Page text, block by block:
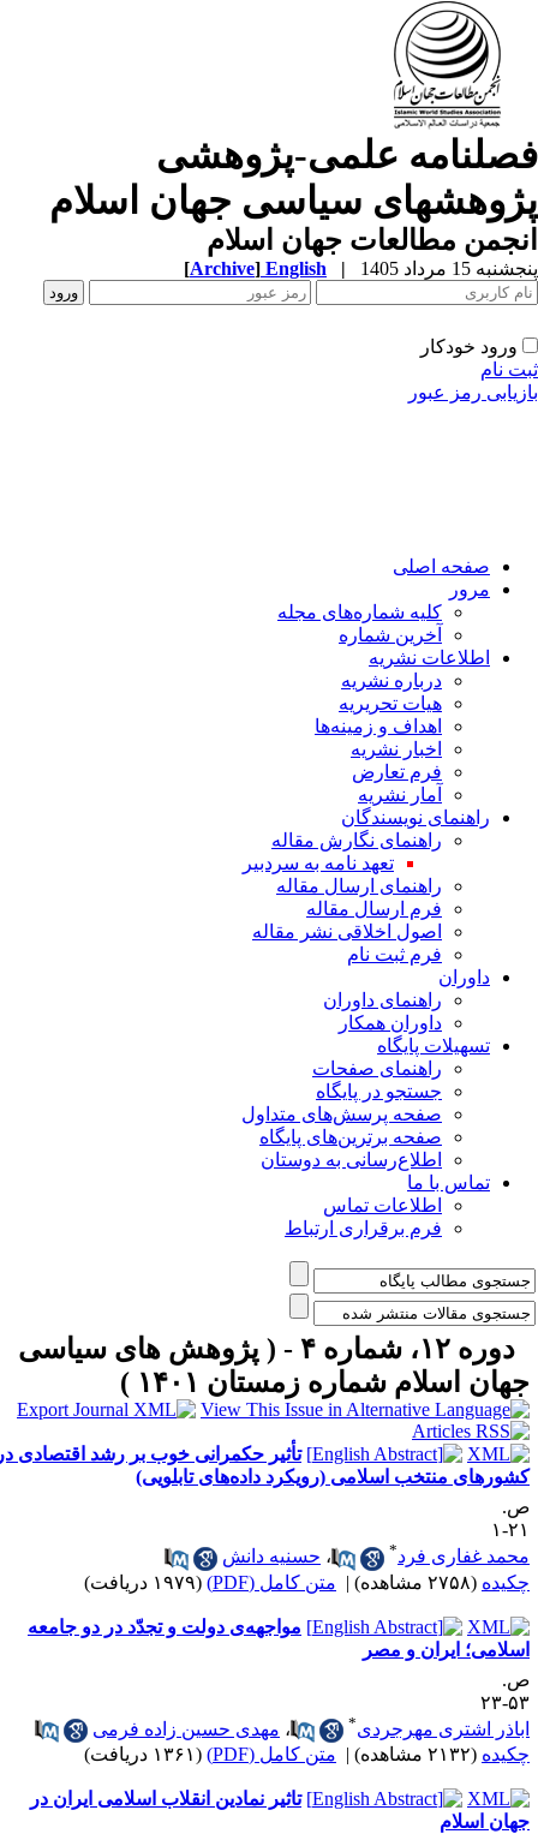
علمی-پژوهشی
سیاسی جهان اسلام
مطالعات جهان اسلام
15 مرداد 1405 |
English
[Archive]
ورود خودکار
نام
رمز عبور
صفحه اصلی
مرور
کلیه شماره‌های مجله
آخرین شماره
اطلاعات نشریه
درباره نشریه
هیات تحریریه
اهداف و زمینه‌ها
اخبار نشریه
فرم تعارض
آمار نشریه
راهنمای نویسندگان
راهنمای نگارش مقاله
تعهد نامه به سردبیر
راهنمای ارسال مقاله
فرم ارسال مقاله
اصول اخلاقی نشر مقاله
فرم ثبت نام
داوران
راهنمای داوران
داوران همکار
تسهیلات پایگاه
راهنمای صفحات
جستجو در پایگاه
صفحه پرسش‌های متداول
صفحه برترین‌های پایگاه
اطلاع‌رسانی به دوستان
تماس با ما
اطلاعات تماس
فرم برقراری ارتباط
دوره ۱۲، شماره ۴ - ( پژوهش های سیاسی
اسلام شماره زمستان ۱۴۰۱ )
تأثیر حکمرانی خوب بر رشد اقتصادی در
منتخب اسلامی (رویکرد داده‌های تابلویی)
۱
غفاری فرد
،حسنیه دانش
(۲۷۵۸ مشاهده) | متن کامل (PDF) (۱۹۷۹ دریافت)
مواجهه‌ی دولت و تجدّد در دو جامعه
ایران و مصر
۲۳
اشتری مهرجردی
،مهدی حسین زاده فرمی
(۲۱۳۲ مشاهده) | متن کامل (PDF) (۱۳۶۱ دریافت)
تاثیر نمادین انقلاب اسلامی ایران در
اسلام